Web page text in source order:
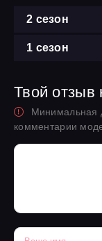
2 сезон
1 сезон
Твой отзыв
Минимальная
комментарии